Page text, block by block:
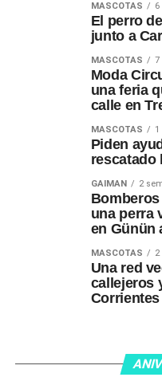
MASCOTAS
El perro
junto a
MASCOTAS 7
Moda
una feria
calle en
MASCOTAS
Piden
rescatado
GAIMAN 2
una perra
en Günün
MASCOTAS
Una red
callejeros
Corrientes